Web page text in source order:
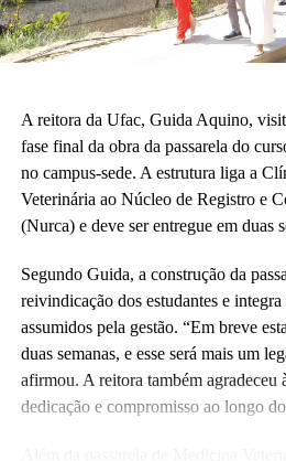
crianças correndo e sendo felizes.”
Também participaram da cerimônia o
prefeito do campus, Artesson Cruz;
administrativos, estudantes e
responsável pela obra.
(Fhagner Soares, estagiário Ascom/
Leia Mais: UFAC
A reitora da Ufac, Guida Aquino,
fase final da obra da passarela do
no campus-sede. A estrutura liga a
Veterinária ao Núcleo de Registro e
(Nurca) e deve ser entregue em duas
Segundo Guida, a construção da
reivindicação dos estudantes e
assumidos pela gestão. “Em breve
duas semanas, e esse será mais um
afirmou. A reitora também agradeceu
dedicação e compromisso ao longo